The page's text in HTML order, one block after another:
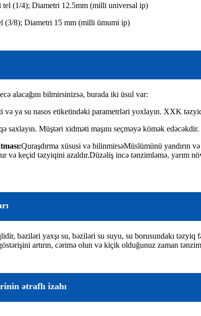
(1/4); Diametri 12.5mm (milli universal ip)
(3/8); Diametri 15 mm (milli ümumi ip)
alacağını bilmirsinizsə, burada iki üsul var:
ya su nasos etiketindəki parametrləri yoxlayın. XXK
saxlayın. Müştəri xidməti maşını seçməyə kömək
Quraşdırma xüsusi və bilinmirsəMüslümünü yandırın
və keçid təzyiqini azaldır.Düzəliş incə tənzimləmə, yarım
bəziləri yaxşı su, bəziləri su suyu, su borusundakı
artırın, cərimə olun və kiçik olduğunuz zaman
ətraflı izahı